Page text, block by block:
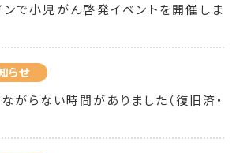
ンで小児がん啓発イベントを開催しま
らせ
がらない時間がありました（復旧済・